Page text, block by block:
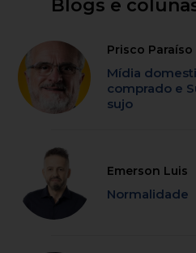
Blogs e
Prisco Paraíso
Mídia
comprado e
sujo
Emerson Luis
Normalidade